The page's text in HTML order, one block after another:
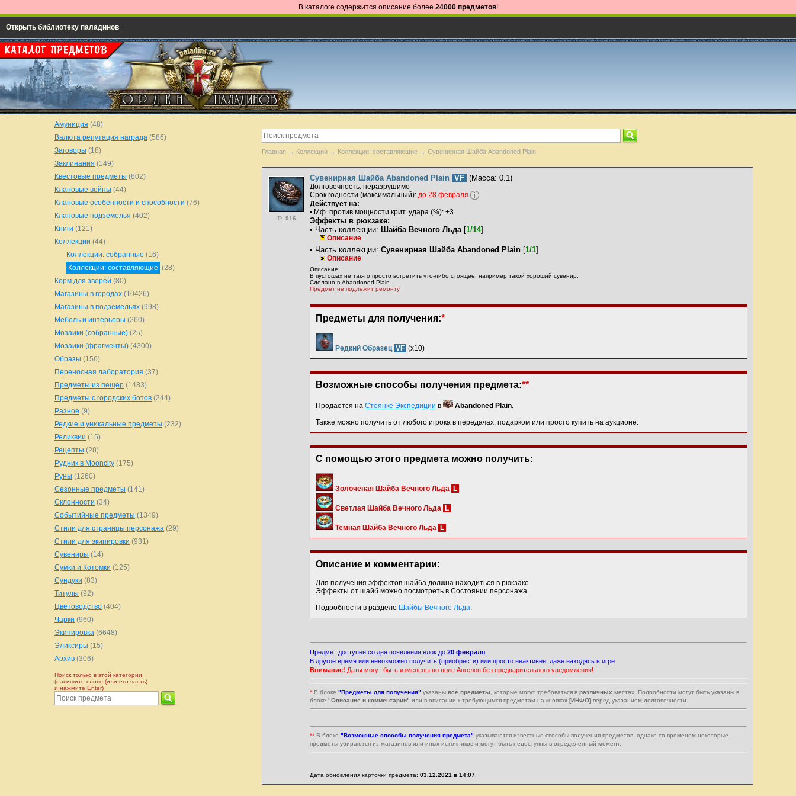
В каталоге содержится описание более 24000 предметов!
Открыть библиотеку паладинов
Главная → Коллекции → Коллекции: составляющие → Сувенирная Шайба Abandoned Plain
ID: 916
Сувенирная Шайба Abandoned Plain VF (Масса: 0.1)
Долговечность: неразрушимо
Срок годности (максимальный): до 28 февраля
Действует на:
• Мф. против мощности крит. удара (%): +3
Эффекты в рюкзаке:
• Часть коллекции: Шайба Вечного Льда [1/14]
Описание
• Часть коллекции: Сувенирная Шайба Abandoned Plain [1/1]
Описание
Описание:
В пустошах не так-то просто встретить что-либо стоящее, например такой хороший сувенир.
Сделано в Abandoned Plain
Предмет не подлежит ремонту
Предметы для получения:*
Редкий Образец VF (x10)
Возможные способы получения предмета:**
Продается на Стоянке Экспедиции в Abandoned Plain
Также можно получить от любого игрока в передачах, подарком или просто купить на аукционе.
С помощью этого предмета можно получить:
Золоченая Шайба Вечного Льда L
Светлая Шайба Вечного Льда L
Темная Шайба Вечного Льда L
Описание и комментарии:
Для получения эффектов шайба должна находиться в рюкзаке.
Эффекты от шайб можно посмотреть в Состоянии персонажа.
Подробности в разделе Шайбы Вечного Льда
Предмет доступен со дня появления елок до 20 февраля
В другое время или невозможно получить (приобрести) или просто неактивен, даже находясь в игре.
Внимание! Даты могут быть изменены по воле Ангелов без предварительного уведомления!
* В блоке "Предметы для получения" указаны все предметы , которые могут требоваться в различных местах. Подробности могут быть указаны в
блоке "Описание и комментарии" или в описании к требующимся предметам на кнопках [ИНФО] перед указанием долговечности.
** В блоке "Возможные способы получения предмета" указываются известные способы получения предметов, однако со временем некоторые
предметы убираются из магазинов или иных источников и могут быть недоступны в определенный момент.
Дата обновления карточки предмета: 03.12.2021 в 14:07
Амуниция (48)
Валюта репутация награда (586)
Заговоры (18)
Заклинания (149)
Квестовые предметы (802)
Клановые войны (44)
Клановые особенности и способности (76)
Клановые подземелья (402)
Книги (121)
Коллекции (44)
Коллекции: собранные (16)
Коллекции: составляющие (28)
Корм для зверей (80)
Магазины в городах (10426)
Магазины в подземельях (998)
Мебель и интерьеры (260)
Мозаики (собранные) (25)
Мозаики (фрагменты) (4300)
Образы (156)
Переносная лаборатория (37)
Предметы из пещер (1483)
Предметы с городских ботов (244)
Разное (9)
Редкие и уникальные предметы (232)
Реликвии (15)
Рецепты (28)
Рудник в Mooncity (175)
Руны (1260)
Сезонные предметы (141)
Склонности (34)
Событийные предметы (1349)
Стили для страницы персонажа (29)
Стили для экипировки (931)
Сувениры (14)
Сумки и Котомки (125)
Сундуки (83)
Титулы (92)
Цветоводство (404)
Чарки (960)
Экипировка (6648)
Эликсиры (15)
Архив (306)
Поиск только в этой категории
(напишите слово (или его часть)
и нажмите Enter)